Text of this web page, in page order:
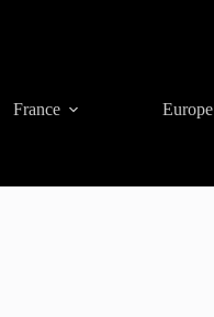
France Europe